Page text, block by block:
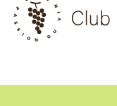
Skip
content